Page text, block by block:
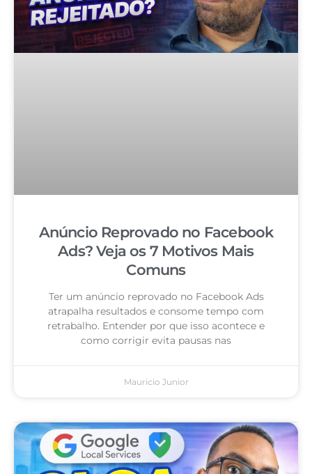
Anúncio Reprovado no Facebook
Ads? Veja os 7 Motivos Mais
Comuns
Ter um anúncio reprovado no Facebook Ads
atrapalha resultados e consome tempo com
retrabalho. Entender por que isso acontece e
como corrigir evita pausas nas
Mauricio Junior